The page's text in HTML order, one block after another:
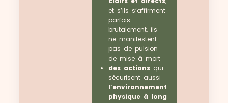
et s’ils s’affirment
parfois
brutalement, ils
ne manifestent
pas de pulsion
de mise à mort
des actions qui
sécurisent aussi
l’environnement
physique à long